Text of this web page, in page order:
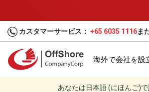
カスタマーサービス： +65 6035 1116ま
海外で会社を設
あなたは日本語 (にほんご)